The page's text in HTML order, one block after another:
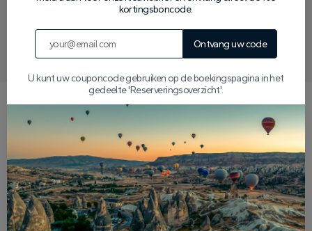
Schrijf ons op WhatsApp
Waarom kiezen voor ons?
24-uurs geld-back
garantie
We bieden gemoedsrust met
Uitgebreide
tourverzekering
Elke vlucht is volledig verzekerd,
kortingsboncode.
Ontvang uw code
U kunt uw couponcode gebruiken op de boekingspagina in het
gedeelte 'Reserveringsoverzicht'.